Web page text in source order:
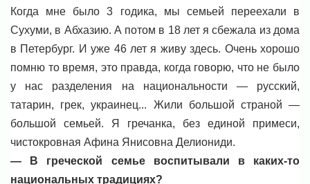
Когда мне было 3 годика, мы семьей переехали в
Сухуми, в Абхазию. А потом в 18 лет я сбежала из дома
в Петербург. И уже 46 лет я живу здесь. Очень хорошо
помню то время, это правда, когда говорю, что не было
у нас разделения на национальности — русский,
татарин, грек, украинец... Жили большой страной —
большой семьей. Я гречанка, без единой примеси,
чистокровная Афина Янисовна Делиониди.
— В греческой семье воспитывали в каких-то
национальных традициях?